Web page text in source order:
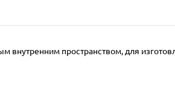
внутренним пространством, для